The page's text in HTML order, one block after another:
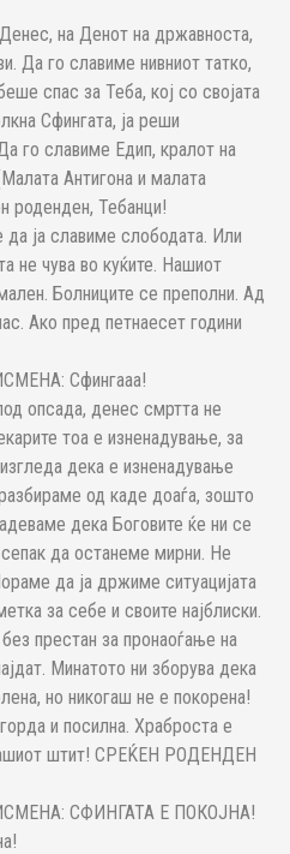
на Денот на државноста,
Да го славиме нивниот татко,
спас за Теба, кој со својата
Сфингата, ја реши
го славиме Едип, кралот на
Антигона и малата
роденден, Тебанци!
ја славиме слободата. Или
не чува во куќите. Нашиот
Болниците се преполни. Ад
Ако пред петнаесет години
Сфингааа!
опсада, денес смртта не
тоа е изненадување, за
дека е изненадување
од каде доаѓа, зошто
дека Боговите ќе ни се
да останеме мирни. Не
да ја држиме ситуацијата
за себе и своите најблиски.
престан за пронаоѓање на
Минатото ни зборува дека
но никогаш не е покорена!
и посилна. Храброста е
штит! СРЕЌЕН РОДЕНДЕН
СФИНГАТА Е ПОКОЈНА!